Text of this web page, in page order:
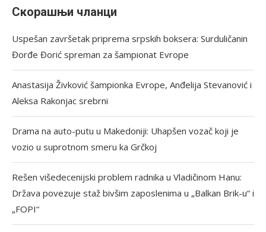
Скорашњи чланци
Uspešan završetak priprema srpskih boksera: Surduličanin
Đorđe Đorić spreman za šampionat Evrope
Anastasija Živković šampionka Evrope, Anđelija Stevanović i
Aleksa Rakonjac srebrni
Drama na auto-putu u Makedoniji: Uhapšen vozač koji je
vozio u suprotnom smeru ka Grčkoj
Rešen višedecenijski problem radnika u Vladičinom Hanu:
Država povezuje staž bivšim zaposlenima u „Balkan Brik-u“ i
„FOPI“